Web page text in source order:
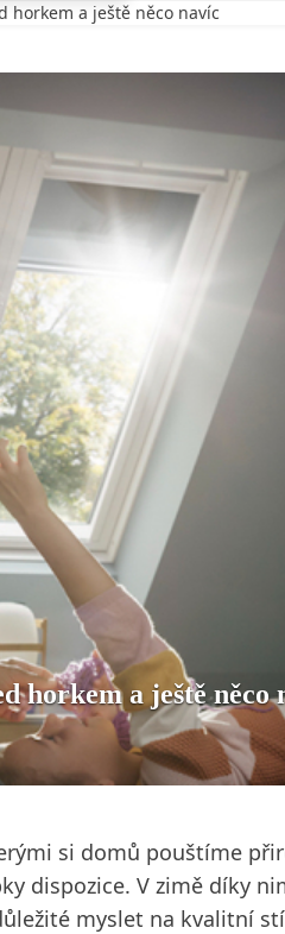
horkem a ještě něco navíc
horkem a ještě něco
si domů pouštíme
dispozice. V zimě díky
myslet na kvalitní